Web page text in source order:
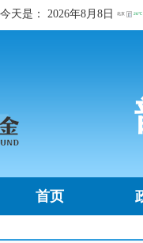
今天是： 2026年8月8日
首页